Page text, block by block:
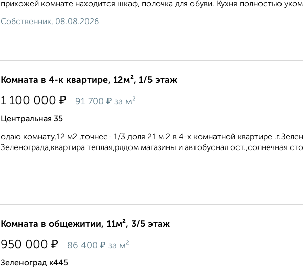
прихожей комнате находится шкаф, полочка для обуви. Кухня полностью
Собственник, 08.08.2026
Комната в 4-к квартире, 12м², 1/5 этаж
1 100 000 ₽ 91 700 ₽ за м²
Центральная 35
одаю комнату,12 м2 ,точнее- 1/3 доля 21 м 2 в 4-х комнатной квартире
Зеленограда,квартира теплая,рядом магазины и автобусная ост.,солнечная
Комната в общежитии, 11м², 3/5 этаж
950 000 ₽ 86 400 ₽ за м²
Зеленоград к445